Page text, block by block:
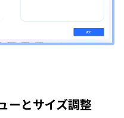
ーとサイズ調整